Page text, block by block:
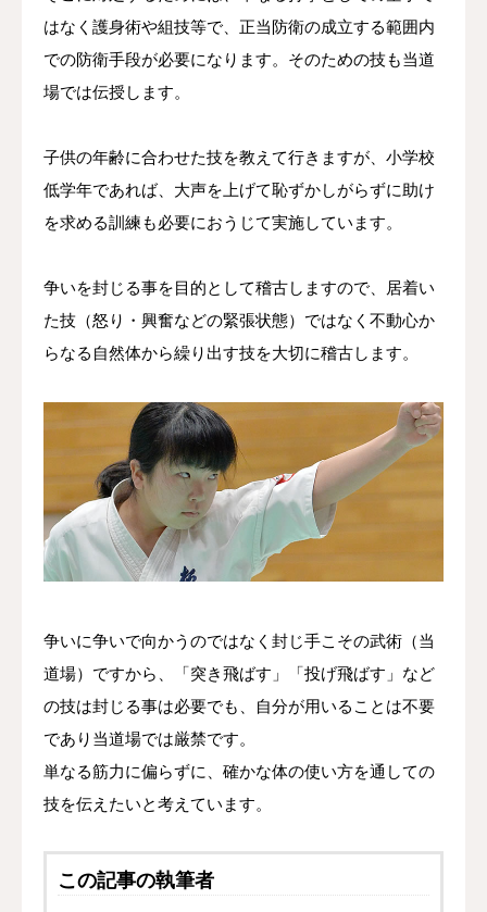
はなく護身術や組技等で、正当防衛の成立する範囲内
での防衛手段が必要になります。そのための技も当道
場では伝授します。
子供の年齢に合わせた技を教えて行きますが、小学校
低学年であれば、大声を上げて恥ずかしがらずに助け
を求める訓練も必要におうじて実施しています。
争いを封じる事を目的として稽古しますので、居着い
た技（怒り・興奮などの緊張状態）ではなく不動心か
らなる自然体から繰り出す技を大切に稽古します。
争いに争いで向かうのではなく封じ手こその武術（当
道場）ですから、「突き飛ばす」「投げ飛ばす」など
の技は封じる事は必要でも、自分が用いることは不要
であり当道場では厳禁です。
単なる筋力に偏らずに、確かな体の使い方を通しての
技を伝えたいと考えています。
この記事の執筆者